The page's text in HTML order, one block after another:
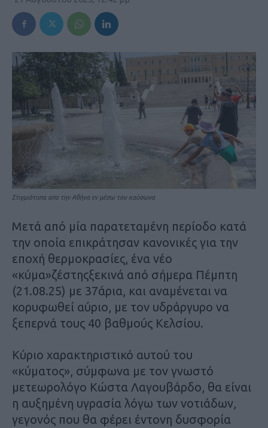
Στιγμιότυπα απο την Αθήνα εν μέσω του καύσωνα
Μετά από μία παρατεταμένη περίοδο κατά
την οποία επικράτησαν κανονικές για την
εποχή θερμοκρασίες, ένα νέο
«κύμα»ζέστηςξεκινά από σήμερα Πέμπτη
(21.08.25) με 37άρια, και αναμένεται να
κορυφωθεί αύριο, με τον υδράργυρο να
ξεπερνά τους 40 βαθμούς Κελσίου.
Κύριο χαρακτηριστικό αυτού του
«κύματος», σύμφωνα με τον γνωστό
μετεωρολόγο Κώστα Λαγουβάρδο, θα είναι
η αυξημένη υγρασία λόγω των νοτιάδων,
γεγονός που θα φέρει έντονη δυσφορία